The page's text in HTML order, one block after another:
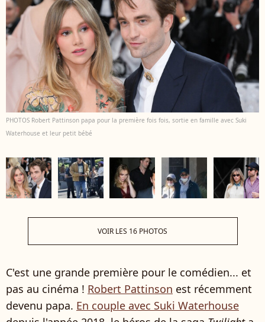
PHOTOS Robert Pattinson papa pour la première fois fois, sortie en famille avec Suki
Waterhouse et leur petit bébé
VOIR LES 16 PHOTOS
C'est une grande première pour le comédien... et
pas au cinéma ! Robert Pattinson est récemment
devenu papa. En couple avec Suki Waterhouse